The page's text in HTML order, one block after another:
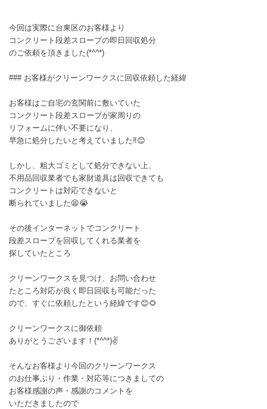
今回は実際に台東区のお客様より
コンクリート段差スロープの即日回収処分
のご依頼を頂きました(*^^*)
### お客様がクリーンワークスに回収依頼した経緯
お客様はご自宅の玄関前に敷いていた
コンクリート段差スロープが家周りの
リフォームに伴い不要になり、
早急に処分したいと考えていました‼️😊
しかし、粗大ゴミとして処分できない上、
不用品回収業者でも家財道具は回収できても
コンクリートは対応できないと
断られていました😫😭
その後インターネットでコンクリート
段差スロープを回収してくれる業者を
探していたところ
クリーンワークスを見つけ、お問い合わせ
たところ対応が良く即日回収も可能だった
ので、すぐに依頼したという経緯です😊🌻
クリーンワークスに御依頼
ありがとうございます！(*^^*)✌️
そんなお客様より今回のクリーンワークス
のお仕事ぶり・作業・対応等につきましての
お客様感謝の声・感謝のコメントを
いただきましたので